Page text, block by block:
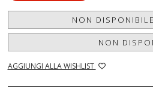
NON
NON
AGGIUNGI ALLA WISHLIST